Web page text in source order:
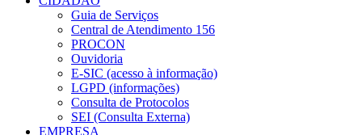
Guia de Serviços
Central de Atendimento 156
PROCON
Ouvidoria
E-SIC (acesso à informação)
LGPD (informações)
Consulta de Protocolos
SEI (Consulta Externa)
EMPRESA